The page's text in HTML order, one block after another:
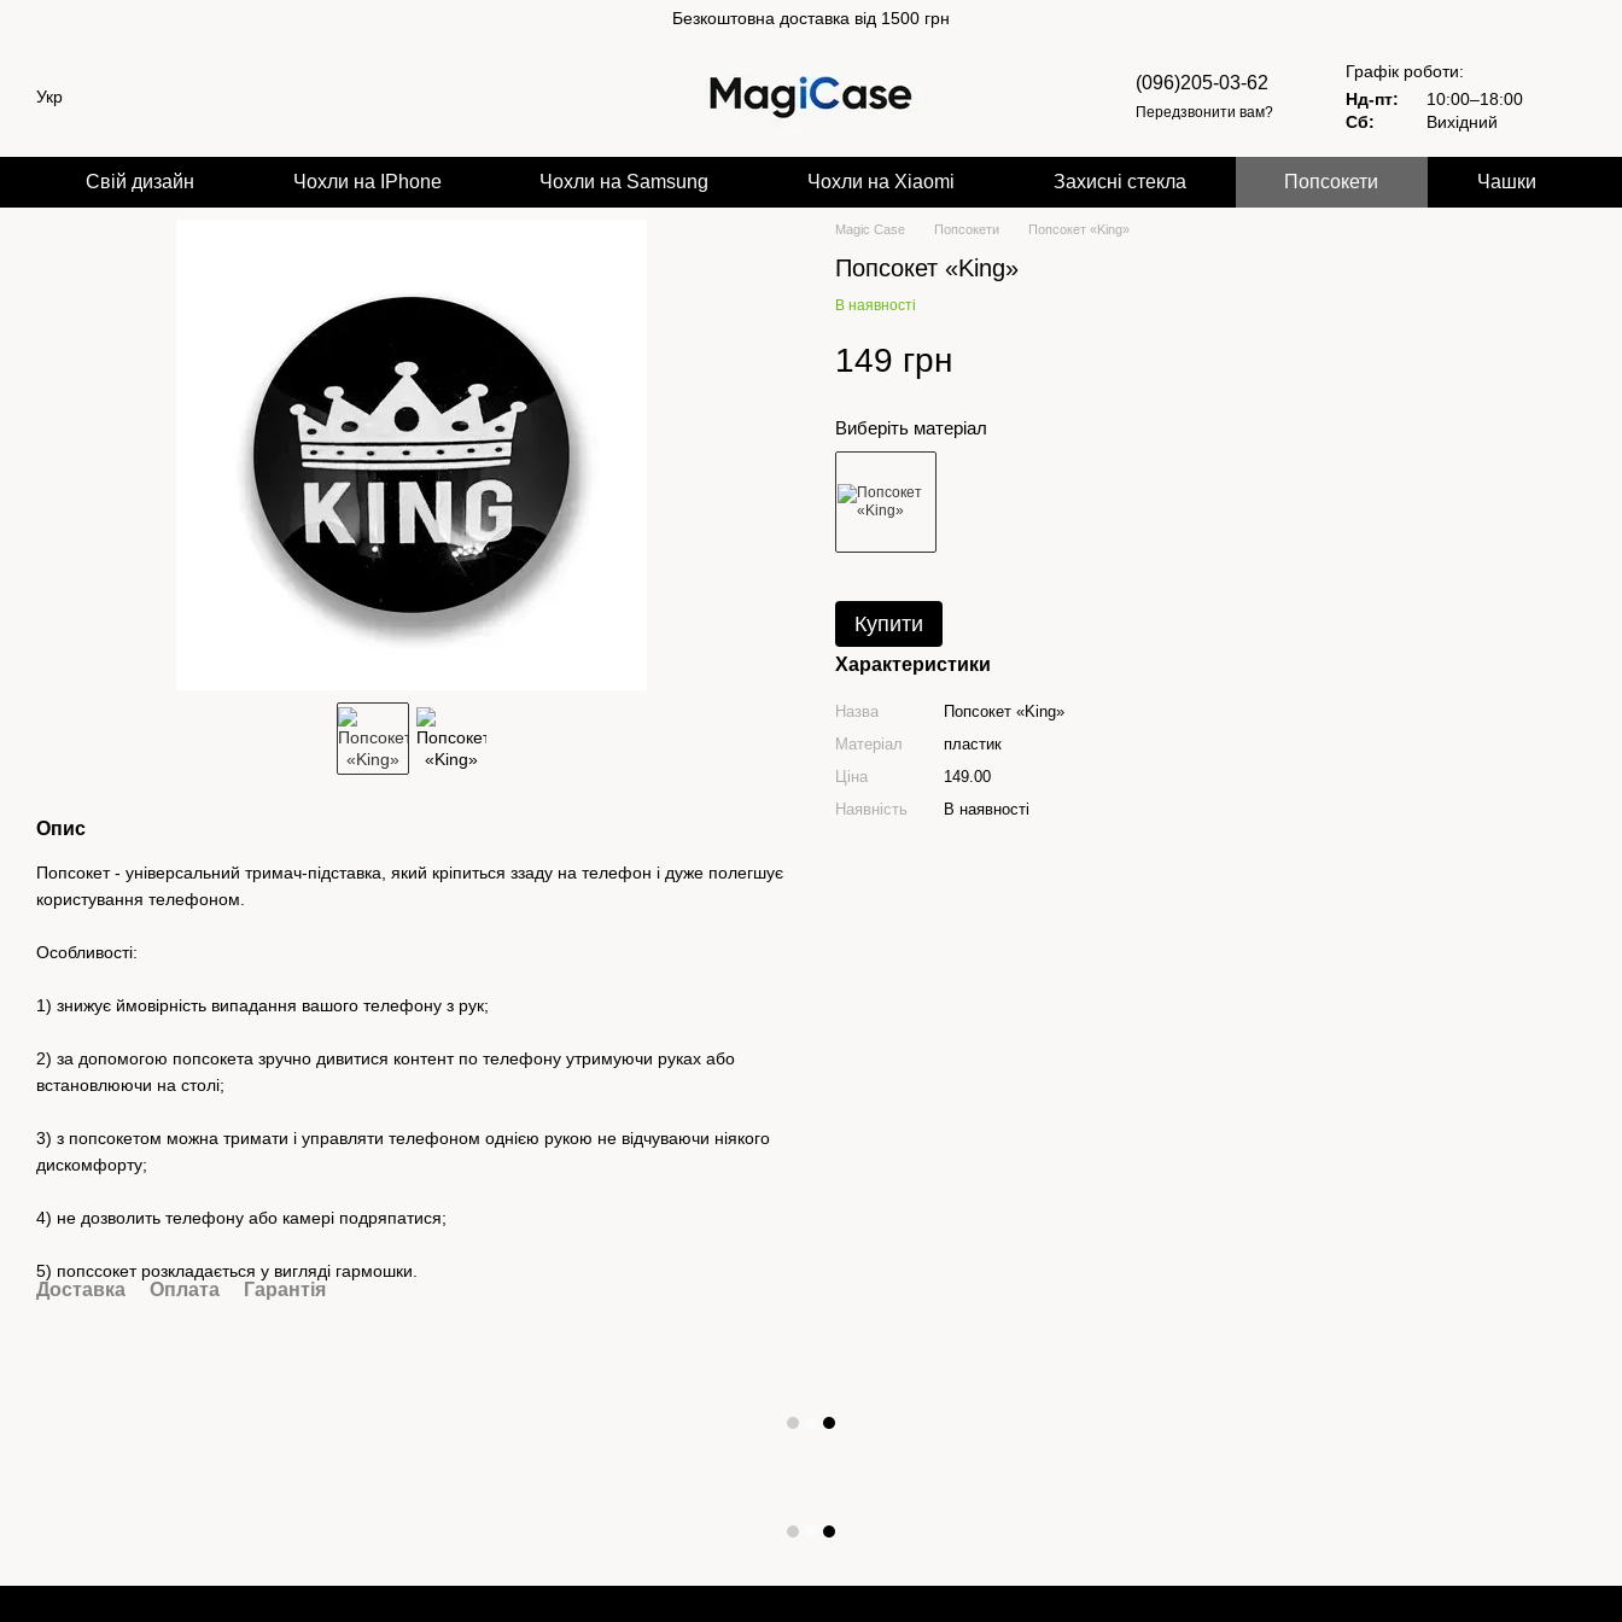
Безкоштовна доставка від 1500 грн
Укр
(096)205-03-62
Передзвонити вам?
Графік роботи:
Нд-пт:
10:00–18:00
Сб:
Вихідний
Свій дизайн Чохли на IPhone Чохли на Samsung Чохли на Xiaomi Захисні стекла Попсокети Чашки
Опис
Попсокет - універсальний тримач-підставка, який кріпиться ззаду на телефон і дуже полегшує
користування телефоном.
Особливості:
1) знижує ймовірність випадання вашого телефону з рук;
2) за допомогою попсокета зручно дивитися контент по телефону утримуючи руках або
встановлюючи на столі;
3) з попсокетом можна тримати і управляти телефоном однією рукою не відчуваючи ніякого
дискомфорту;
4) не дозволить телефону або камері подряпатися;
5) попссокет розкладається у вигляді гармошки.
Доставка Оплата Гарантія
Magic Case Попсокети Попсокет «King»
Попсокет «King»
В наявності
149 грн
Виберіть матеріал
Купити
Характеристики
Назва
Попсокет «King»
Матеріал
пластик
Ціна
149.00
Наявність
В наявності